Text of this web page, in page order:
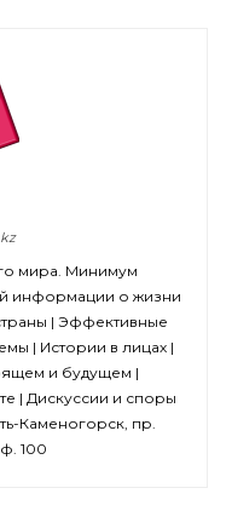
мира. Минимум
информации о жизни
| Эффективные
| Истории в лицах |
и будущем |
| Дискуссии и споры
Каменогорск, пр.
100